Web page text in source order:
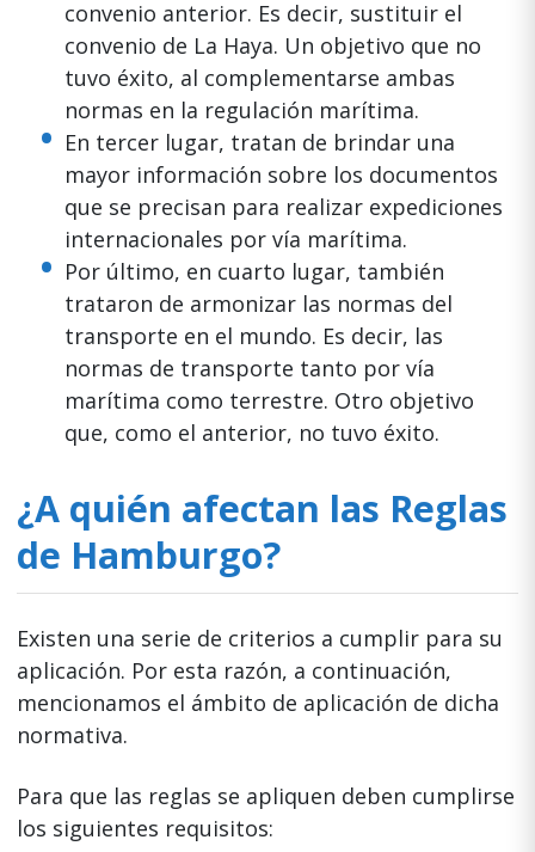
convenio anterior. Es decir, sustituir el
convenio de La Haya. Un objetivo que no
tuvo éxito, al complementarse ambas
normas en la regulación marítima.
En tercer lugar, tratan de brindar una
mayor información sobre los documentos
que se precisan para realizar expediciones
internacionales por vía marítima.
Por último, en cuarto lugar, también
trataron de armonizar las normas del
transporte en el mundo. Es decir, las
normas de transporte tanto por vía
marítima como terrestre. Otro objetivo
que, como el anterior, no tuvo éxito.
¿A quién afectan las Reglas
de Hamburgo?
Existen una serie de criterios a cumplir para su
aplicación. Por esta razón, a continuación,
mencionamos el ámbito de aplicación de dicha
normativa.
Para que las reglas se apliquen deben cumplirse
los siguientes requisitos: